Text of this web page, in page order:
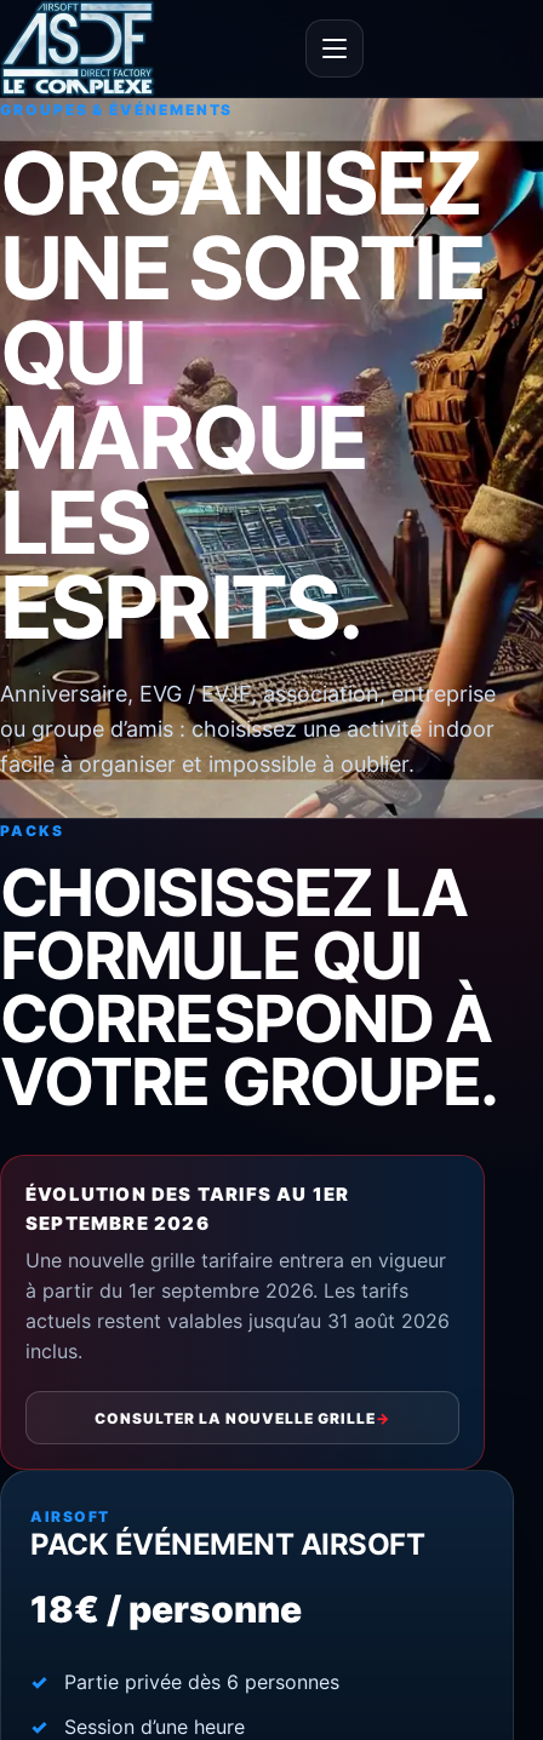
Ouvrir le menu
GROUPES & ÉVÉNEMENTS
ORGANISEZ
UNE SORTIE
QUI
MARQUE
LES
ESPRITS.
Anniversaire, EVG / EVJF, association, entreprise
ou groupe d’amis : choisissez une activité indoor
facile à organiser et impossible à oublier.
PACKS
CHOISISSEZ LA
FORMULE QUI
CORRESPOND À
VOTRE GROUPE.
ÉVOLUTION DES TARIFS AU 1ER
SEPTEMBRE 2026
Une nouvelle grille tarifaire entrera en vigueur
à partir du 1er septembre 2026. Les tarifs
actuels restent valables jusqu’au 31 août 2026
inclus.
CONSULTER LA NOUVELLE GRILLE→
AIRSOFT
PACK ÉVÉNEMENT AIRSOFT
18€ / personne
Partie privée dès 6 personnes
Session d’une heure